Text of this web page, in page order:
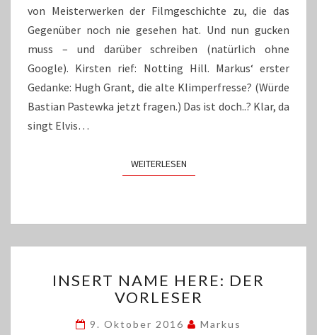
von Meisterwerken der Filmgeschichte zu, die das
Gegenüber noch nie gesehen hat. Und nun gucken
muss – und darüber schreiben (natürlich ohne
Google). Kirsten rief: Notting Hill. Markus‘ erster
Gedanke: Hugh Grant, die alte Klimperfresse? (Würde
Bastian Pastewka jetzt fragen.) Das ist doch..? Klar, da
singt Elvis…
WEITERLESENWEITERLESEN
NAME
HERE:
VORLESER
INSERT NAME HERE: DER
VORLESER
9. Oktober 2016 Markus